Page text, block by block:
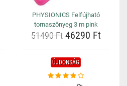
PHYSIONICS Felfújható
tornaszőnyeg 3 m pink
51490 Ft46290 Ft
ÚJDONSÁG